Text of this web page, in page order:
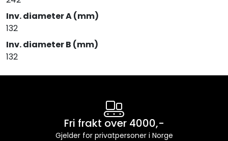
Inv. diameter A (mm)
132
Inv. diameter B (mm)
132
Fri frakt over 4000,-
Gjelder for privatpersoner i Norge